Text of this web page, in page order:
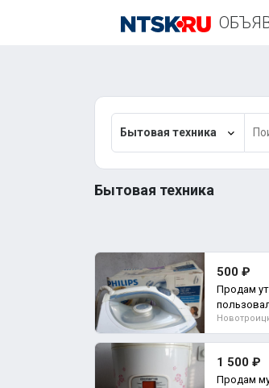
Бытовая техника
Бытовая техника
500 ₽
Продам
1 500 ₽
Продам